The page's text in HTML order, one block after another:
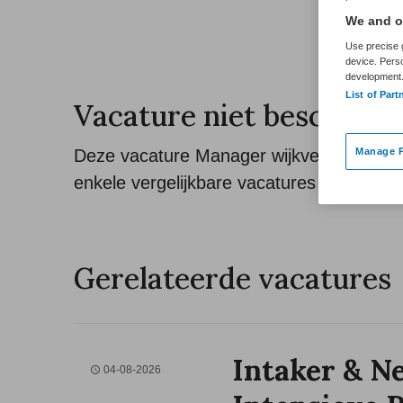
Vacature niet
Deze vacature Manager wijkverpleging
enkele vergelijkbare vacatures die voor u
Gerelateerde vacatures
04-08-2026
Intaker &
We and
Use precise
device.
development.
List of
Manage